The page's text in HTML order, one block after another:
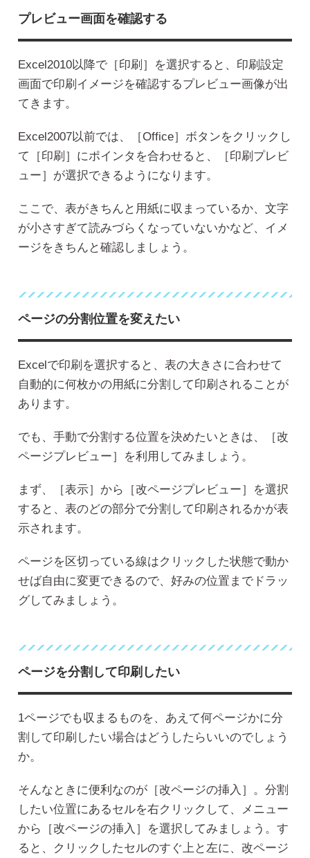
プレビュー画面を確認する
Excel2010以降で［印刷］を選択すると、印刷設定
画面で印刷イメージを確認するプレビュー画像が出
てきます。
Excel2007以前では、［Office］ボタンをクリックし
て［印刷］にポインタを合わせると、［印刷プレビ
ュー］が選択できるようになります。
ここで、表がきちんと用紙に収まっているか、文字
が小さすぎて読みづらくなっていないかなど、イメ
ージをきちんと確認しましょう。
ページの分割位置を変えたい
Excelで印刷を選択すると、表の大きさに合わせて
自動的に何枚かの用紙に分割して印刷されることが
あります。
でも、手動で分割する位置を決めたいときは、［改
ページプレビュー］を利用してみましょう。
まず、［表示］から［改ページプレビュー］を選択
すると、表のどの部分で分割して印刷されるかが表
示されます。
ページを区切っている線はクリックした状態で動か
せば自由に変更できるので、好みの位置までドラッ
グしてみましょう。
ページを分割して印刷したい
1ページでも収まるものを、あえて何ページかに分
割して印刷したい場合はどうしたらいいのでしょう
か。
そんなときに便利なのが［改ページの挿入］。分割
したい位置にあるセルを右クリックして、メニュー
から［改ページの挿入］を選択してみましょう。す
ると、クリックしたセルのすぐ上と左に、改ページ